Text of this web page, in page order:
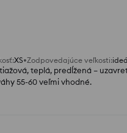
:XS Zodpovedajúce veľkosti:
teplá, predĺžená –
55-60 veľmi vhodné.